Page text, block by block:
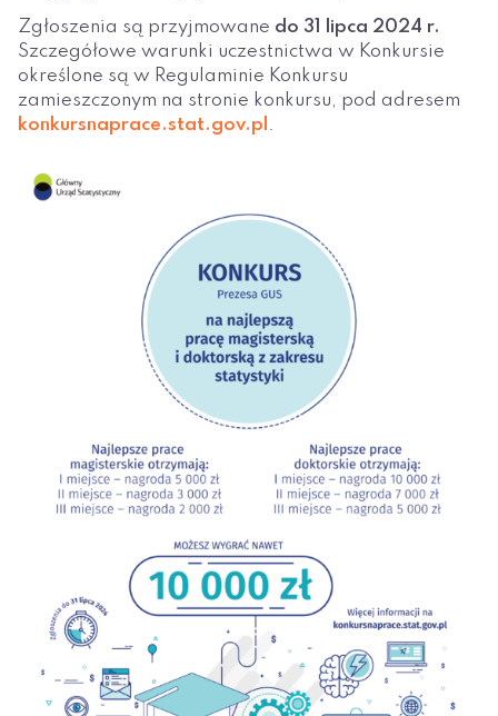
Zgłoszenia są przyjmowane do 31 lipca 2024 r.
Szczegółowe warunki uczestnictwa w Konkursie
określone są w Regulaminie Konkursu
zamieszczonym na stronie konkursu, pod adresem
konkursnaprace.stat.gov.pl .